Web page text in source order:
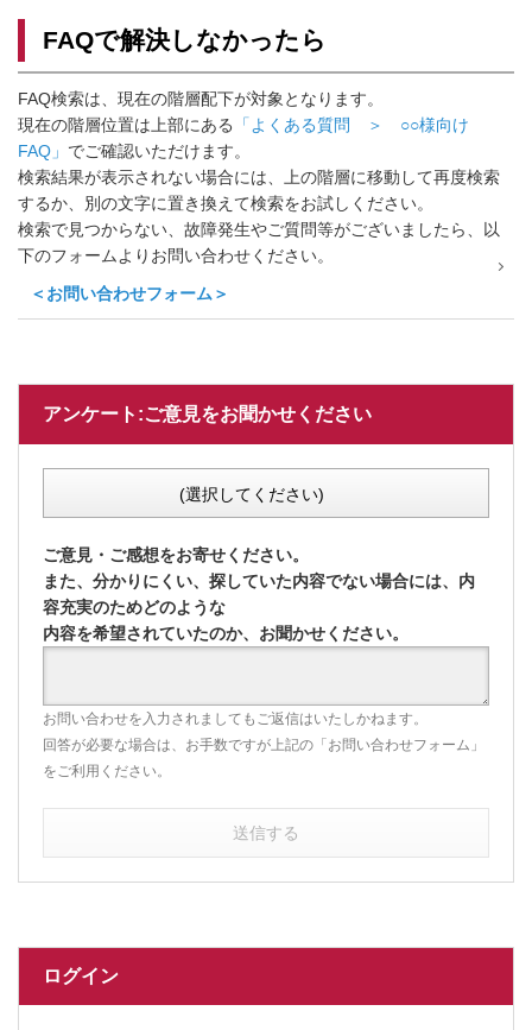
FAQで解決しなかったら
FAQ検索は、現在の階層配下が対象となります。
現在の階層位置は上部にある
「よくある質問 ＞ ○○様向け
FAQ」 でご確認いただけます。
検索結果が表示されない場合には、上の階層に移動して再度検索
するか、別の文字に置き換えて検索をお試しください。
検索で見つからない、故障発生やご質問等がございましたら、以
下のフォームよりお問い合わせください。
＜お問い合わせフォーム＞
アンケート:ご意見をお聞かせください
(選択してください)
ご意見・ご感想をお寄せください。
また、分かりにくい、探していた内容でない場合には、内
容充実のためどのような
内容を希望されていたのか、お聞かせください。
お問い合わせを入力されましてもご返信はいたしかねます。
回答が必要な場合は、お手数ですが上記の「お問い合わせフォーム」
をご利用ください。
送信する
ログイン